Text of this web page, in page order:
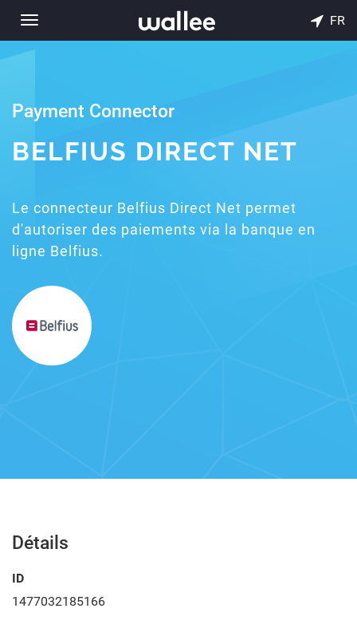
Toggle
navigation
FR
Payment Connector
BELFIUS DIRECT NET
Le connecteur Belfius Direct Net permet
d'autoriser des paiements via la banque en
ligne Belfius.
Détails
ID
1477032185166